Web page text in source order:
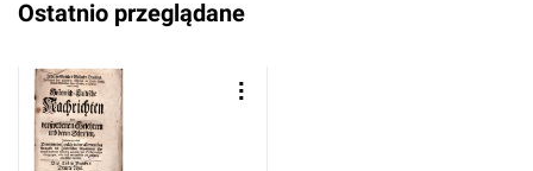
Ostatnio przeglądane